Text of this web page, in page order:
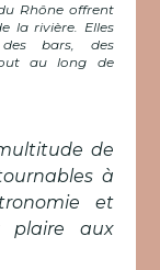
Rhône offrent
la rivière. Elles
bars, des
au long de
de
à
et
aux